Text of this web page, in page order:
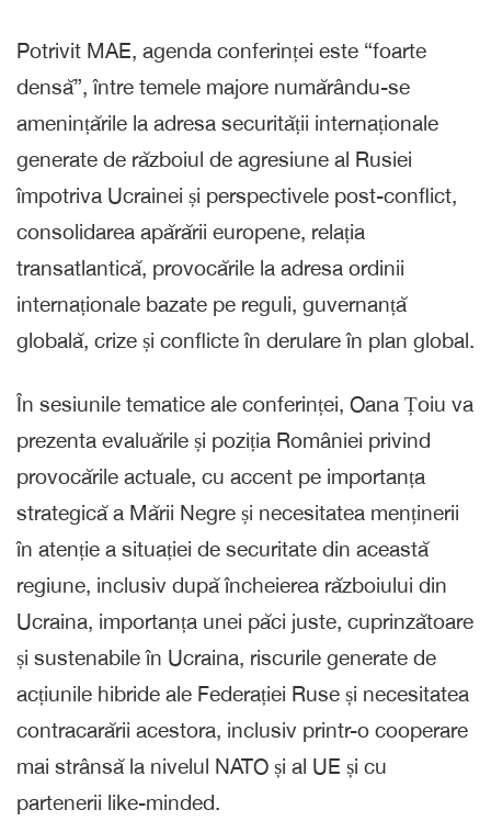
Potrivit MAE, agenda conferinței este “foarte
densă”, între temele majore numărându-se
amenințările la adresa securității internaționale
generate de războiul de agresiune al Rusiei
împotriva Ucrainei și perspectivele post-conflict,
consolidarea apărării europene, relația
transatlantică, provocările la adresa ordinii
internaționale bazate pe reguli, guvernanță
globală, crize și conflicte în derulare în plan global.
În sesiunile tematice ale conferinței, Oana Țoiu va
prezenta evaluările și poziția României privind
provocările actuale, cu accent pe importanța
strategică a Mării Negre și necesitatea menținerii
în atenție a situației de securitate din această
regiune, inclusiv după încheierea războiului din
Ucraina, importanța unei păci juste, cuprinzătoare
și sustenabile în Ucraina, riscurile generate de
acțiunile hibride ale Federației Ruse și necesitatea
contracarării acestora, inclusiv printr-o cooperare
mai strânsă la nivelul NATO și al UE și cu
partenerii like-minded.